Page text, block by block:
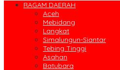
RAGAM DAERAH
Aceh
Mebidang
Langkat
Simalungun-Siantar
Tebing Tinggi
Asahan
Batubara